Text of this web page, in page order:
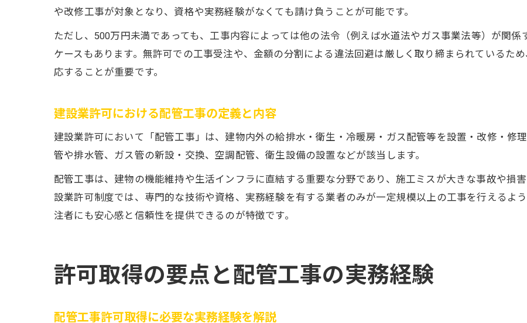
配管工事で知っておきたい金額基準の注意点
や改修工事が対象となり、資格や実務経験がなくても請け負うことが可能です。
ただし、500万円未満であっても、工事内容によっては他の法令（例えば水道法やガス事業法等）が関
ケースもあります。無許可での工事受注や、金額の分割による違法回避は厳しく取り締まられているた
応することが重要です。
建設業許可における配管工事の定義と内容
建設業許可において「配管工事」は、建物内外の給排水・衛生・冷暖房・ガス配管等を設置・改修・修
管や排水管、ガス管の新設・交換、空調配管、衛生設備の設置などが該当します。
配管工事は、建物の機能維持や生活インフラに直結する重要な分野であり、施工ミスが大きな事故や損
設業許可制度では、専門的な技術や資格、実務経験を有する業者のみが一定規模以上の工事を行えるよ
注者にも安心感と信頼性を提供できるのが特徴です。
許可取得の要点と配管工事の実務経験
配管工事許可取得に必要な実務経験を解説